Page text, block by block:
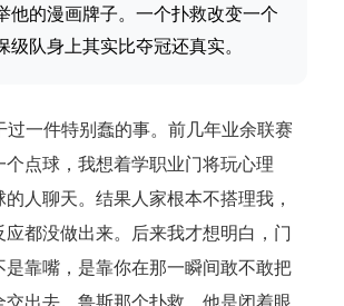
他的漫画牌子。一个扑救改变一个
级队身上其实比夺冠还真实。
过一件特别蠢的事。前几年业余联赛
个点球，我想着学职业门将玩心理
人聊天。结果人家根本不搭理我，
都没做出来。后来我才想明白，门
是靠嘴，是靠你在那一瞬间敢不敢把
交出去。鲁斯那个扑救，他是闭着眼